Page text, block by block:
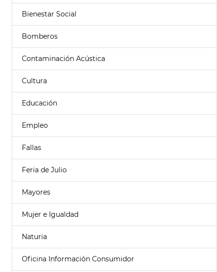
Bienestar Social
Bomberos
Contaminación Acústica
Cultura
Educación
Empleo
Fallas
Feria de Julio
Mayores
Mujer e Igualdad
Naturia
Oficina Información Consumidor